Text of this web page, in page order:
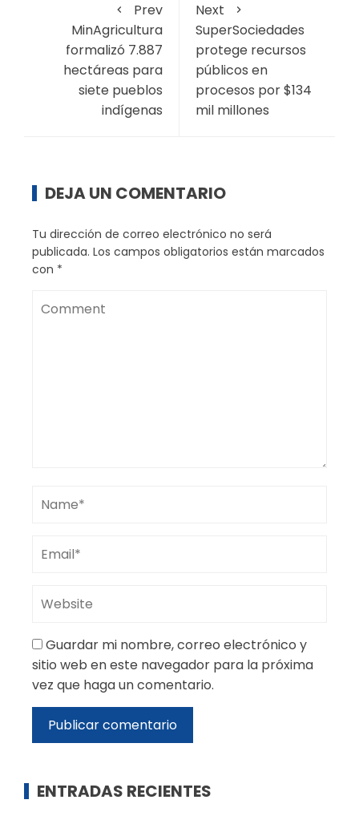
Prev
MinAgricultura
formalizó 7.887
hectáreas para
siete pueblos
indígenas
Next
SuperSociedades
protege recursos
públicos en
procesos por $134
mil millones
DEJA UN COMENTARIO
Tu dirección de correo electrónico no será
publicada. Los campos obligatorios están marcados
con *
Guardar mi nombre, correo electrónico y
sitio web en este navegador para la próxima
vez que haga un comentario.
ENTRADAS RECIENTES